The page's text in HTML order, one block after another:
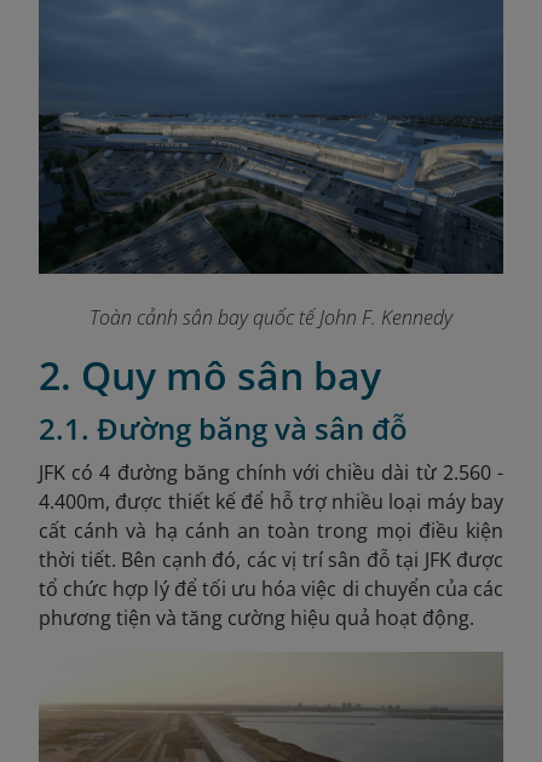
Toàn cảnh sân bay quốc tế John F. Kennedy
2. Quy mô sân bay
2.1. Đường băng và sân đỗ
JFK có 4 đường băng chính với chiều dài từ 2.560 -
4.400m, được thiết kế để hỗ trợ nhiều loại máy bay
cất cánh và hạ cánh an toàn trong mọi điều kiện
thời tiết. Bên cạnh đó, các vị trí sân đỗ tại JFK được
tổ chức hợp lý để tối ưu hóa việc di chuyển của các
phương tiện và tăng cường hiệu quả hoạt động.